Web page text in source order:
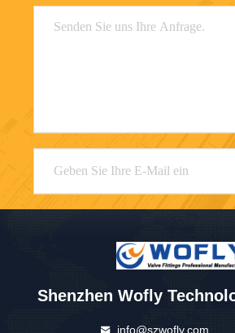
Shenzhen Wofly
info@szwofly.com